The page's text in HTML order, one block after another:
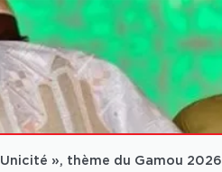
», thème du Gamou 2026